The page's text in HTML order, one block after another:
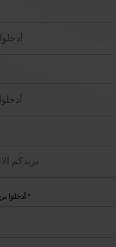
أدخلوا بريدكم الإلكتروني *